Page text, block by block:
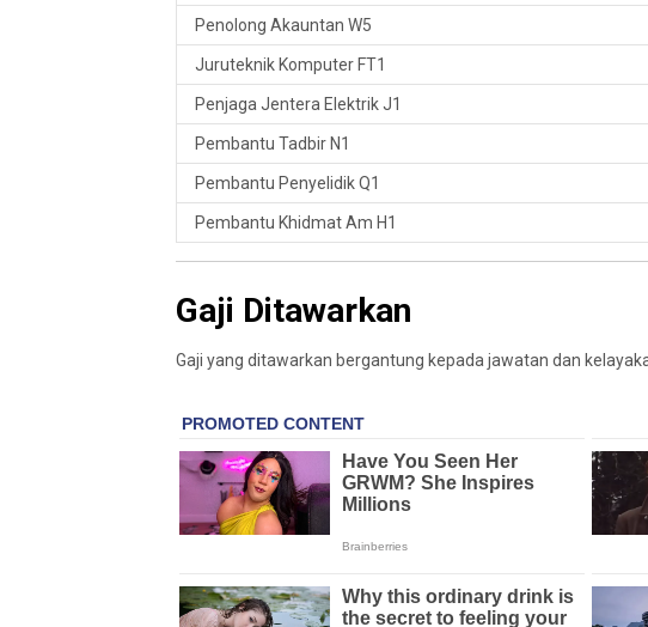
Penolong Akauntan W5
Juruteknik Komputer FT1
Penjaga Jentera Elektrik J1
Pembantu Tadbir N1
Pembantu Penyelidik Q1
Pembantu Khidmat Am H1
Gaji Ditawarkan
Gaji yang ditawarkan bergantung kepada jawatan dan